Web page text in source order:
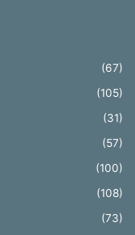
(67)
(105)
(31)
(57)
(100)
(108)
(73)